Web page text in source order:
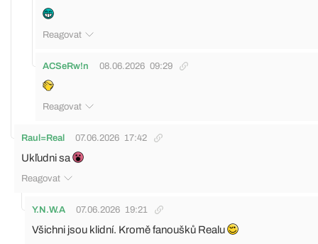
Reagovat
ACSeRw!n 08.06.2026 09:29
Reagovat
Raul=Real 07.06.2026 17:42
Ukľudni sa
Reagovat
Y.N.W.A 07.06.2026 19:21
Všichni jsou klidní. Kromě fanoušků Realu